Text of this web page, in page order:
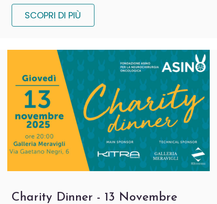
SCOPRI DI PIÙ
Charity Dinner - 13 Novembre